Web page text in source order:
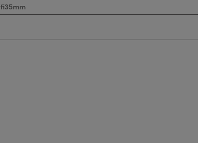
fi35mm